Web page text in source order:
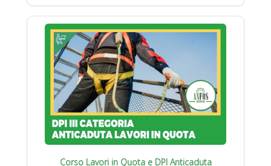
Corso Lavori in Quota e DPI Anticaduta